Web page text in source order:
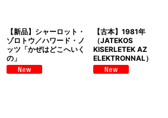
【新品】シャーロット・
ゾロトウ／ハワード・ノ
ッツ「かぜはどこへいく
の」
【古本】1981年
（JATEKOS
KISERLETEK AZ
ELEKTRONNAL）